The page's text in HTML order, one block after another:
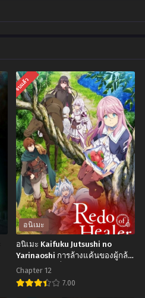
จบแล้ว
อนิเมะ
อนิเมะ Kaifuku Jutsushi no
Yarinaoshi การล้างแค้นของผู้กล้า
สายฮีล ตอนที่1-12 ซับไทย
Chapter 12
7.00